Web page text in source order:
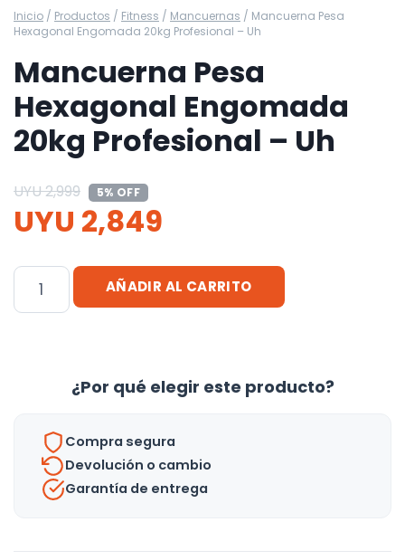
Inicio / Productos / Fitness / Mancuernas / Mancuerna Pesa
Hexagonal Engomada 20kg Profesional – Uh
Mancuerna Pesa
Hexagonal Engomada
20kg Profesional – Uh
UYU2,999 5% OFF
UYU 2,849
Mancuerna
Pesa
Profesional
cantidad
AÑADIR AL CARRITO
¿Por qué elegir este producto?
Compra segura
Devolución o cambio
Garantía de entrega